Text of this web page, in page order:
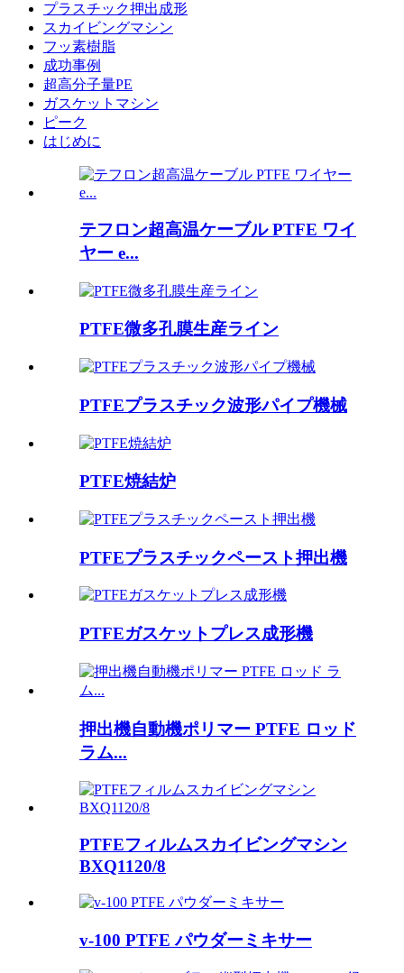
プラスチック押出成形
スカイビングマシン
フッ素樹脂
成功事例
超高分子量PE
ガスケットマシン
ピーク
はじめに
テフロン超高温ケーブル PTFE ワイ
ヤー e...
PTFE微多孔膜生産ライン
PTFEプラスチック波形パイプ機械
PTFE焼結炉
PTFEプラスチックペースト押出機
PTFEガスケットプレス成形機
押出機自動機ポリマー PTFE ロッド
ラム...
PTFEフィルムスカイビングマシン
BXQ1120/8
v-100 PTFE パウダーミキサー